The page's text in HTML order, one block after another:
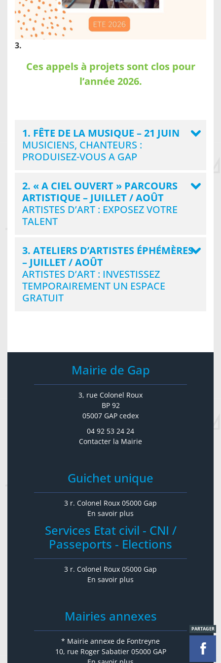
PARTAGER
3.
Ces appels à projets sont clos pour
l’année 2026.
1. FÊTE DE LA MUSIQUE – 21 JUIN
MUSICIENS, CHANTEURS :
PRODUISEZ-VOUS A GAP
2. « A CIEL OUVERT » PARCOURS
ARTISTIQUE – JUILLET / AOÛT
ARTISTES D’ART : EXPOSEZ VOTRE
TALENT
3. ATELIERS D’ARTISTES ÉPHÉMÈRES
– JUILLET / AOÛT
ARTISTES D’ART : INVESTISSEZ
TEMPORAIREMENT UN ESPACE
GRATUIT
Mairie de Gap
3, rue Colonel Roux
BP 92
05007 GAP cedex
04 92 53 24 24
Contacter la Mairie
Guichet unique
3 r. Colonel Roux 05000 Gap
En savoir plus
Services Etat civil - CNI /
Passeports - Elections
3 r. Colonel Roux 05000 Gap
En savoir plus
Mairies annexes
* Mairie annexe de Fontreyne
10, rue Roger Sabatier 05000 GAP